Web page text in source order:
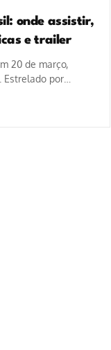
onde assistir,
e trailer
20 de março,
Estrelado por